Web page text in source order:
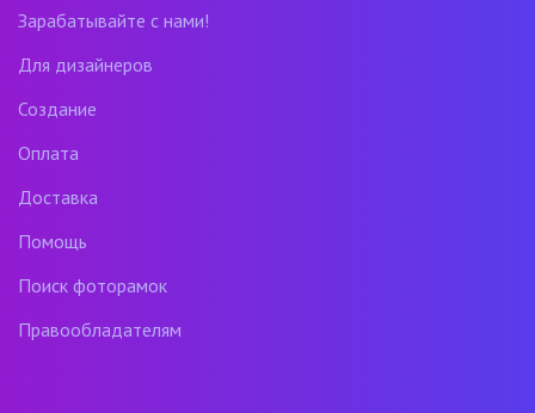
Зарабатывайте с нами!
Для дизайнеров
Создание
Оплата
Доставка
Помощь
Поиск фоторамок
Правообладателям